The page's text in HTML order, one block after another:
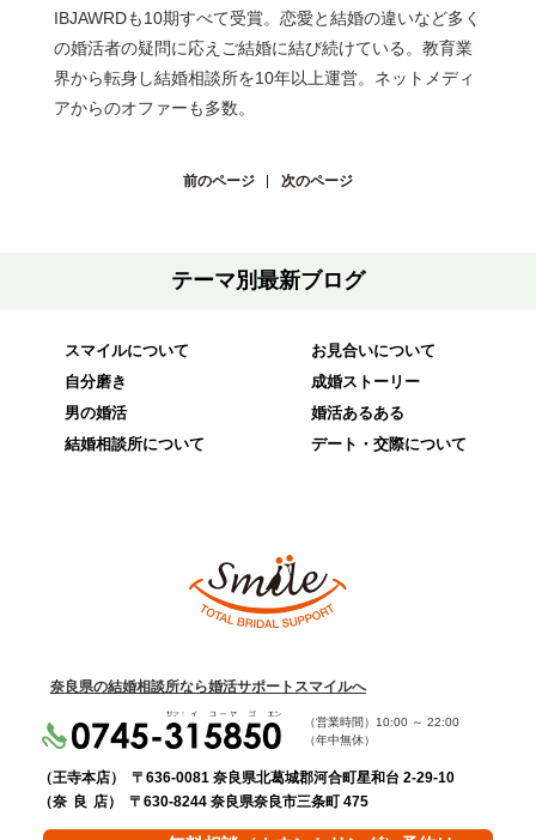
IBJAWRDも10期すべて受賞。恋愛と結婚の違いなど多く
の婚活者の疑問に応えご結婚に結び続けている。教育業
界から転身し結婚相談所を10年以上運営。ネットメディ
アからのオファーも多数。
前のページ 次のページ
テーマ別最新ブログ
スマイルについて
自分磨き
男の婚活
結婚相談所について
お見合いについて
成婚ストーリー
婚活あるある
デート・交際について
奈良県の結婚相談所なら婚活サポートスマイルへ
（営業時間） 10:00 ～22:00
（年中無休）
（王寺本店）
〒636-0081 奈良県北葛城郡河合町星和台 2-29-10
（奈 良 店）
〒630-8244 奈良県奈良市三条町 475